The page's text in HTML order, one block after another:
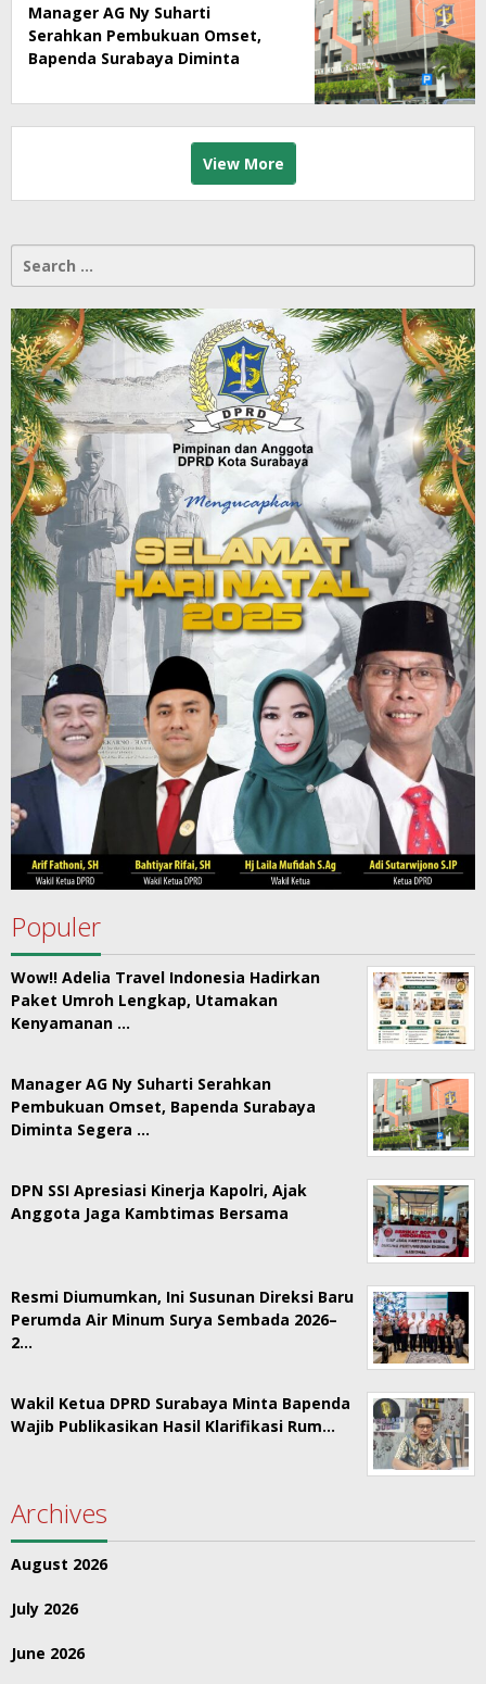
Manager AG Ny Suharti
Serahkan Pembukuan Omset,
Bapenda Surabaya Diminta
View More
for:
Populer
Wow!! Adelia Travel Indonesia Hadirkan
Paket Umroh Lengkap, Utamakan
Kenyamanan …
Manager AG Ny Suharti Serahkan
Pembukuan Omset, Bapenda Surabaya
Diminta Segera …
DPN SSI Apresiasi Kinerja Kapolri, Ajak
Anggota Jaga Kambtimas Bersama
Resmi Diumumkan, Ini Susunan Direksi Baru
Perumda Air Minum Surya Sembada 2026–
2…
Wakil Ketua DPRD Surabaya Minta Bapenda
Wajib Publikasikan Hasil Klarifikasi Rum…
Archives
August 2026
July 2026
June 2026